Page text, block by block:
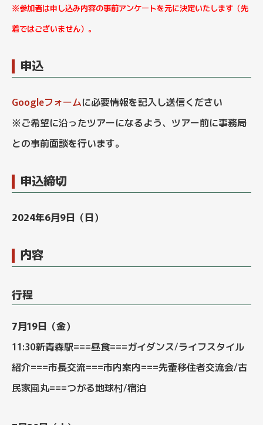
※参加者は申し込み内容の事前アンケートを元に決定いたします（先
着ではございません）。
申込
Googleフォームに必要情報を記入し送信ください
※ご希望に沿ったツアーになるよう、ツアー前に事務局
との事前面談を行います。
申込締切
2024年6月9日（日）
内容
行程
7月19日（金）
11:30新青森駅===昼食===ガイダンス/ライフスタイル
紹介===市長交流===市内案内===先輩移住者交流会/古
民家風丸===つがる地球村/宿泊